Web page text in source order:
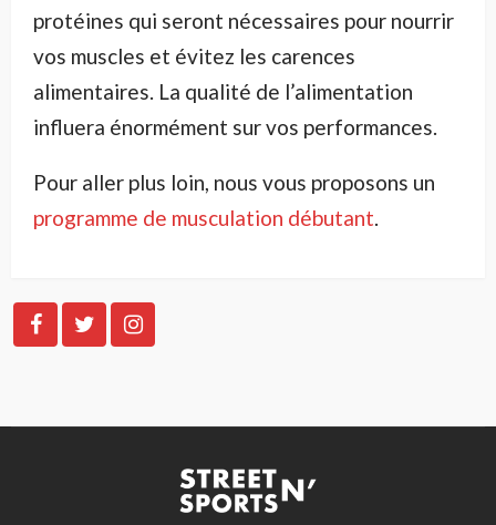
protéines qui seront nécessaires pour nourrir
vos muscles et évitez les carences
alimentaires. La qualité de l’alimentation
influera énormément sur vos performances.
Pour aller plus loin, nous vous proposons un
programme de musculation débutant